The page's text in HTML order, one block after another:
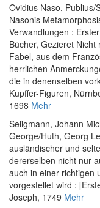
Ovidius Naso, Publius/
Nasonis
Verwandlungen :
Bücher, Gezieret
Fabel, aus dem
herrlichen
die in denenselben
Kupffer-Figuren,
1698 Mehr
Seligmann, Johann
George/Huth, Georg
ausländischer und
dererselben nicht nur
auch in einer richtigen
vorgestellet wird :
Joseph, 1749 Mehr